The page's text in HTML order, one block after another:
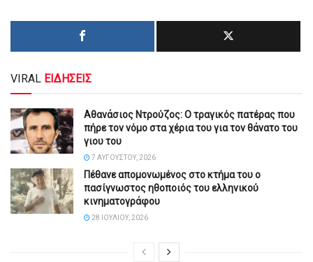
VIRAL ΕΙΔΗΣΕΙΣ
Αθανάσιος Ντρούζος: Ο τραγικός πατέρας που
πήρε τον νόμο στα χέρια του για τον θάνατο του
γιου του
7 ΑΥΓΟΎΣΤΟΥ, 2026
Πέθανε απομονωμένος στο κτήμα του ο
πασίγνωστος ηθοποιός του ελληνικού
κινηματογράφου
28 ΙΟΥΛΊΟΥ, 2026